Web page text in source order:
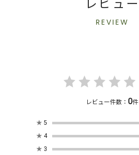
レビュー
REVIEW
レビュー件数：0件
★ 5
★ 4
★ 3